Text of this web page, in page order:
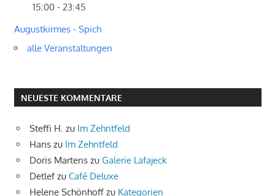
15:00 - 23:45
Augustkirmes - Spich
alle Veranstaltungen
NEUESTE KOMMENTARE
Steffi H. zu Im Zehntfeld
Hans zu Im Zehntfeld
Doris Martens zu Galerie Lafajeck
Detlefzu Café Deluxe
Helene Schönhoff zu Kategorien